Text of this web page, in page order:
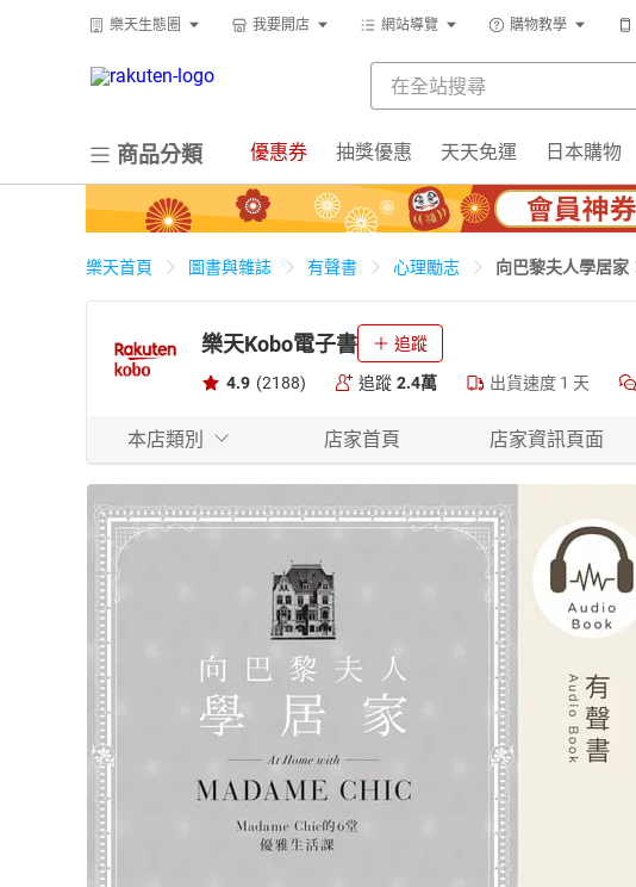
樂天生態圈 我要開店 網站導覽 購物教學
商品分類 優惠券 抽獎優惠 天天免運 日本購物
樂天首頁 圖書與雜誌 有聲書 心理勵志 向巴黎夫人學居家
樂天Kobo電子書 追蹤
4.9 (2188) 追蹤 2.4萬 出貨速度 1 天
本店類別 店家首頁 店家資訊頁面